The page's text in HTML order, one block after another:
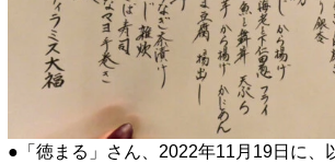
●「徳まる」さん、2022年11月19日に、